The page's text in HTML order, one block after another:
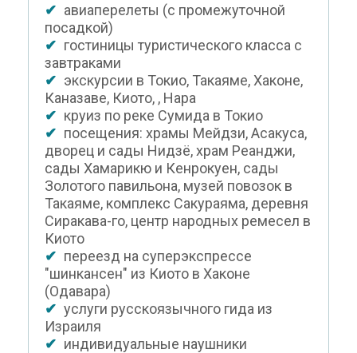
✔ авиаперелеты (с промежуточной
посадкой)
✔ гостиницы туристического класса с
завтраками
✔ экскурсии в Токио, Такаяме, Хаконе,
Каназаве, Киото, , Нара
✔ круиз по реке Сумида в Токио
✔ посещения: храмы Мейдзи, Асакуса,
дворец и сады Нидзё, храм Реанджи,
сады Хамарикю и Кенрокуен, сады
Золотого павильона, музей повозок в
Такаяме, комплекс Сакураяма, деревня
Сиракава-го, центр народных ремесел в
Киото
✔ переезд на суперэкспрессе
"шинкансен" из Киото в Хаконе
(Одавара)
✔ услуги русскоязычного гида из
Израиля
✔ индивидуальные наушники